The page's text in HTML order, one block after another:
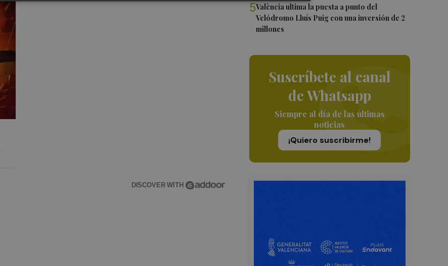
5València ultima la puesta a punto del
Velódromo Lluís Puig con una inversión de 2
millones
Suscríbete al canal
de Whatsapp
Siempre al día de las últimas
noticias
¡Quiero suscribirme!
DISCOVER WITH